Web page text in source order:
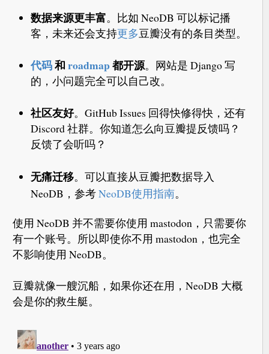
数据来源更丰富。比如 NeoDB 可以标记播
客，未来还会支持更多豆瓣没有的条目类型。
代码和roadmap都开源。网站是 Django 写
的，小问题完全可以自己改。
社区友好。GitHub Issues 回得快修得快，还有
Discord 社群。你知道怎么向豆瓣提反馈吗？
反馈了会听吗？
无痛迁移。可以直接从豆瓣把数据导入
NeoDB，参考NeoDB使用指南。
使用 NeoDB 并不需要你使用 mastodon，只需要你
有一个账号。所以即使你不用 mastodon，也完全
不影响使用 NeoDB。
豆瓣就像一艘沉船，如果你还在用，NeoDB 大概
会是你的救生艇。